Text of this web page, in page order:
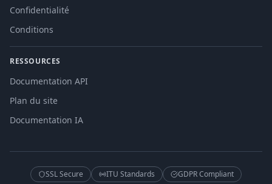
Confidentialité
Conditions
RESSOURCES
Documentation API
Plan du site
Documentation IA
SSL Secure ITU Standards GDPR Compliant